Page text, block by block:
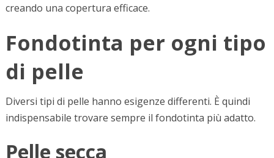
creando una copertura efficace.
Fondotinta per ogni tipo
di pelle
Diversi tipi di pelle hanno esigenze differenti. È quindi
indispensabile trovare sempre il fondotinta più adatto.
Pelle secca